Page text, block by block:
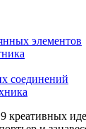
элементов
соединений
9 креативных